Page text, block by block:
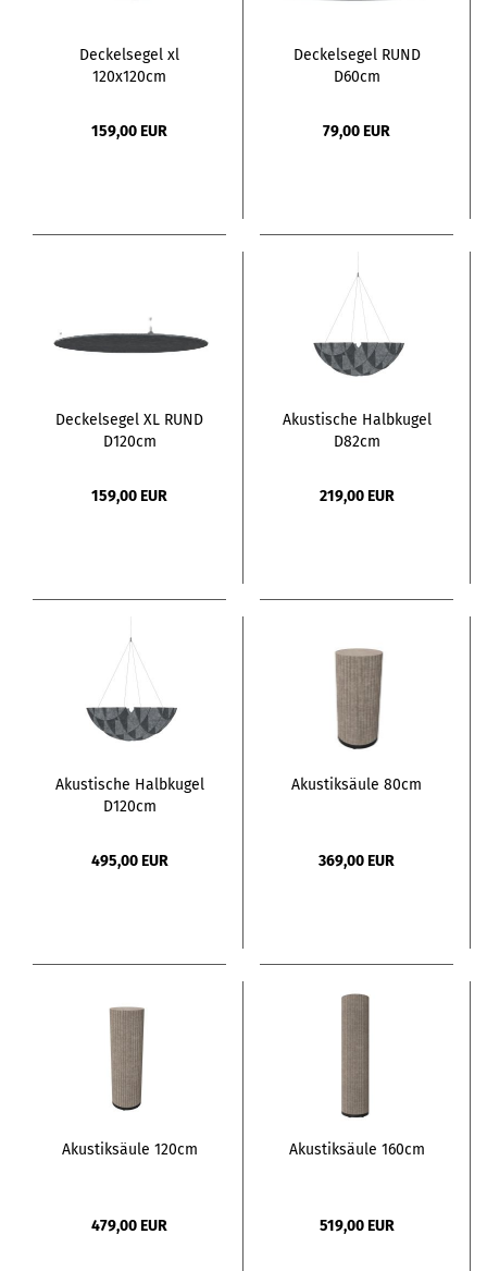
Deckelsegel xl
120x120cm
159,00 EUR
Deckelsegel RUND
D60cm
79,00 EUR
Deckelsegel XL RUND
D120cm
159,00 EUR
Akustische Halbkugel
D82cm
219,00 EUR
Akustische Halbkugel
D120cm
495,00 EUR
Akustiksäule 80cm
369,00 EUR
Akustiksäule 120cm
479,00 EUR
Akustiksäule 160cm
519,00 EUR